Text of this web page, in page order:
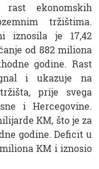
ekonomskih
tržištima.
iznosila je 17,42
od 882 miliona
godine. Rast
i ukazuje na
prije svega
i Hercegovine.
KM, što je za
godine. Deficit u
KM i iznosio